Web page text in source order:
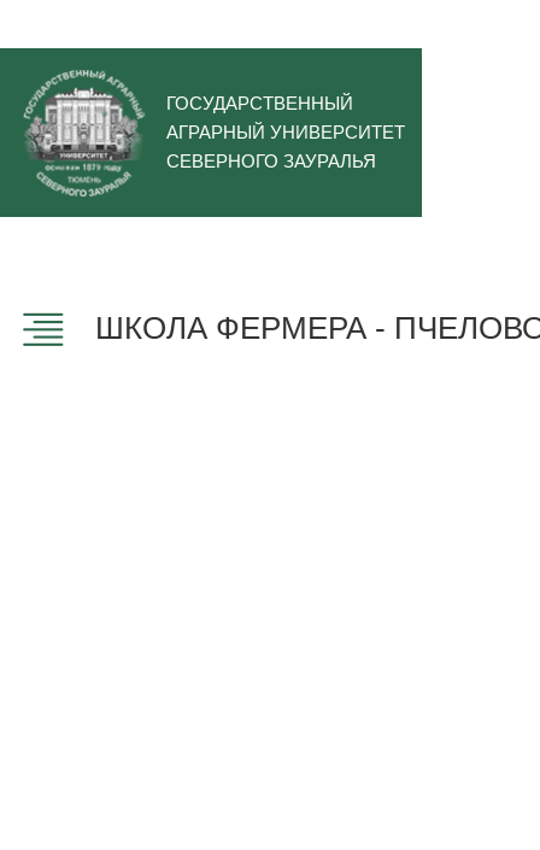
ГОСУДАРСТВЕННЫЙ
АГРАРНЫЙ УНИВЕРСИТЕТ
СЕВЕРНОГО ЗАУРАЛЬЯ
ШКОЛА ФЕРМЕРА -